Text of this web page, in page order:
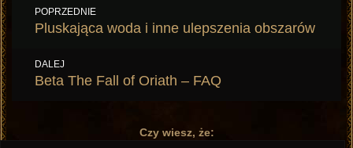
Nawigacja
wpisu
POPRZEDNIE
Poprzedni
Pluskająca woda i inne ulepszenia obszarów
DALEJ
Następny
Beta The Fall of Oriath – FAQ
Czy wiesz, że: